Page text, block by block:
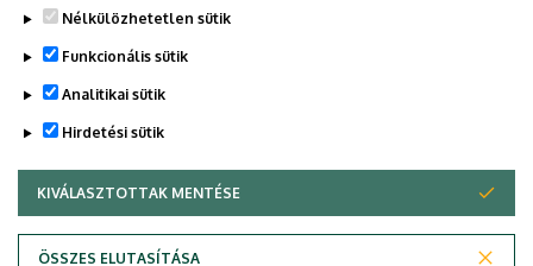
Nélkülözhetetlen sütik
Funkcionális sütik
Analitikai sütik
Hirdetési sütik
KIVÁLASZTOTTAK MENTÉSE
ÖSSZES ELUTASÍTÁSA
WITHDRAW CONSENT